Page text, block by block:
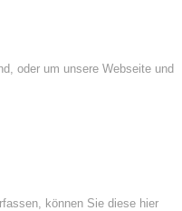
oder um unsere Webseite und
können Sie diese hier